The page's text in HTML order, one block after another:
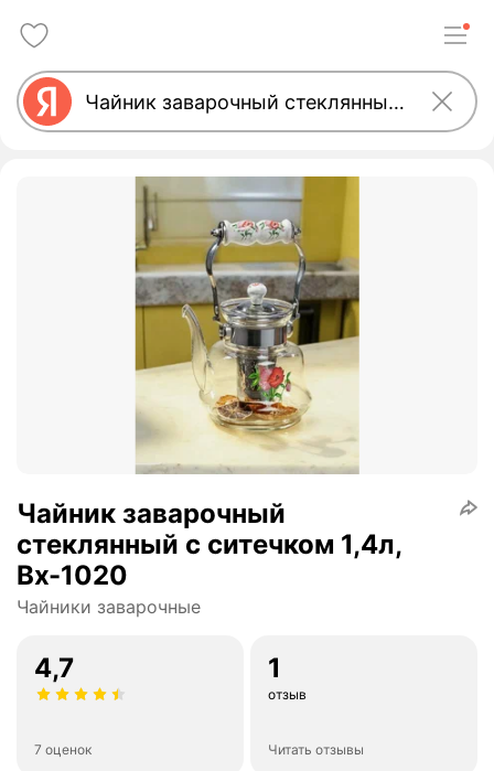
Чайник заварочный
стеклянный с ситечком 1,4л,
Вх-1020
Чайники заварочные
4,7
7 оценок
1
отзыв
Читать отзывы